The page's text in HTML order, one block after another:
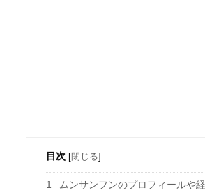
目次 [閉じる]
1 ムンサンフンのプロフィールや